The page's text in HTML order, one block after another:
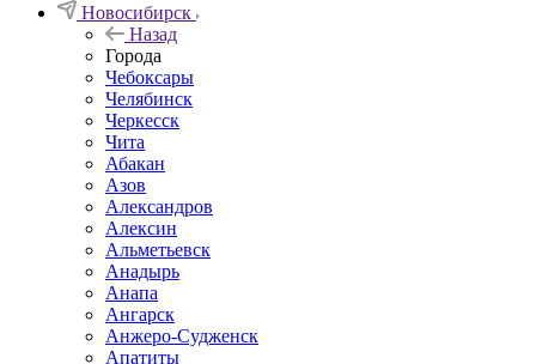
Новосибирск
Назад
Города
Чебоксары
Челябинск
Черкесск
Чита
Абакан
Азов
Александров
Алексин
Альметьевск
Анадырь
Анапа
Ангарск
Анжеро-Судженск
Апатиты